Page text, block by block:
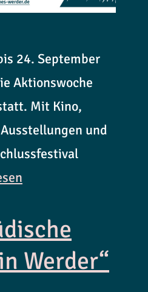
24. September
Aktionswoche
Mit Kino,
und
Werder“